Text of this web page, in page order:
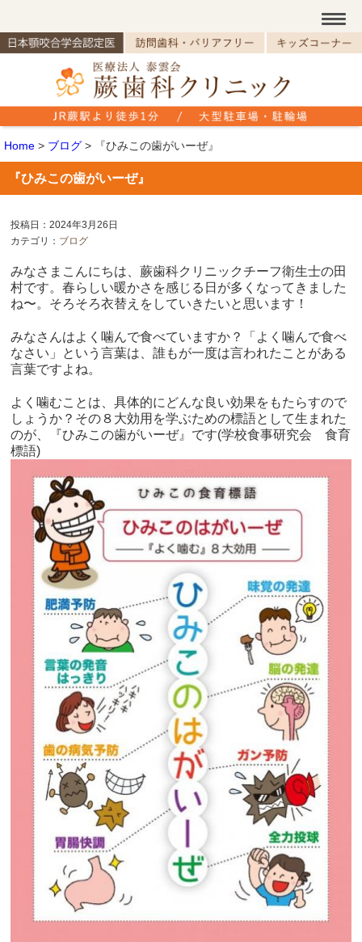
Home > ブログ > 『ひみこの歯がいーぜ』
『ひみこの歯がいーぜ』
投稿日：2024年3月26日
カテゴリ： ブログ
みなさまこんにちは、蕨歯科クリニックチーフ衛生士の田
村です。春らしい暖かさを感じる日が多くなってきました
ね〜。そろそろ衣替えをしていきたいと思います！
みなさんはよく噛んで食べていますか？「よく噛んで食べ
なさい」という言葉は、誰もが一度は言われたことがある
言葉ですよね。
よく噛むことは、具体的にどんな良い効果をもたらすので
しょうか？その８大効用を学ぶための標語として生まれた
のが、『ひみこの歯がいーぜ』です(学校食事研究会 食育
標語)